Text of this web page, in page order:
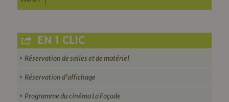
EN 1 CLIC
Réservation de salles et de matériel
Réservation d’affichage
Programme du cinéma La Façade